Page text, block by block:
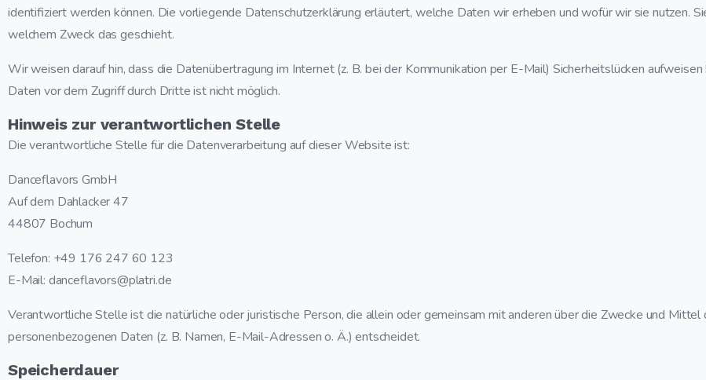
identifiziert werden können. Die vorliegende Datenschutzerklärung erläutert, welche Daten wir erheben und wofür wir sie nutzen.
welchem Zweck das geschieht.
Wir weisen darauf hin, dass die Datenübertragung im Internet (z. B. bei der Kommunikation per E-Mail) Sicherheitslücken aufweisen
Daten vor dem Zugriff durch Dritte ist nicht möglich.
Hinweis zur verantwortlichen Stelle
Die verantwortliche Stelle für die Datenverarbeitung auf dieser Website ist:
Danceflavors GmbH
Auf dem Dahlacker 47
44807 Bochum
Telefon: +49 176 247 60 123
E-Mail: danceflavors@platri.de
Verantwortliche Stelle ist die natürliche oder juristische Person, die allein oder gemeinsam mit anderen über die Zwecke und Mittel
personenbezogenen Daten (z. B. Namen, E-Mail-Adressen o. Ä.) entscheidet.
Speicherdauer